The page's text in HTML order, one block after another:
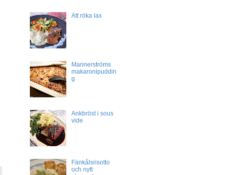
Att röka lax
Mannerströms
makaronipuddin
g
Ankbröst i sous
vide
Fänkålsrisotto
och nytt